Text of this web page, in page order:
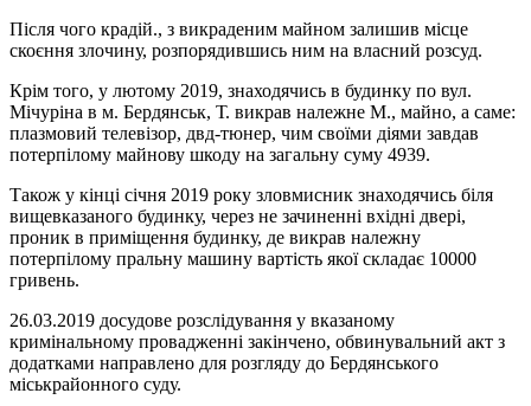
Після чого крадій., з викраденим майном залишив місце
скоєння злочину, розпорядившись ним на власний розсуд.
Крім того, у лютому 2019, знаходячись в будинку по вул.
Мічуріна в м. Бердянськ, Т. викрав належне М., майно, а саме:
плазмовий телевізор, двд-тюнер, чим своїми діями завдав
потерпілому майнову шкоду на загальну суму 4939.
Також у кінці січня 2019 року зловмисник знаходячись біля
вищевказаного будинку, через не зачиненні вхідні двері,
проник в приміщення будинку, де викрав належну
потерпілому пральну машину вартість якої складає 10000
гривень.
26.03.2019 досудове розслідування у вказаному
кримінальному провадженні закінчено, обвинувальний акт з
додатками направлено для розгляду до Бердянського
міськрайонного суду.